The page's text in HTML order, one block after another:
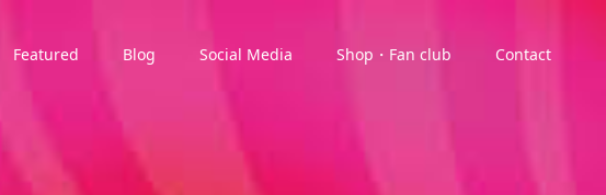
Featured Blog Social Media Shop・Fan club Contact